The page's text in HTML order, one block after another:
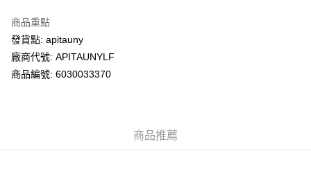
WeChat Pay
送貨方式
商品重點
發貨點: apitauny
廠商代號: APITAUNYLF
商品編號: 6030033370
商品推薦